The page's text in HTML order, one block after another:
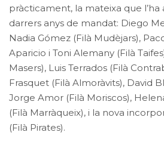
pràcticament, la mateixa que
darrers anys de mandat: Diego
Nadia Gómez (Filà Mudèjars),
Aparicio i Toni Alemany (Filà
Masers), Luis Terrados (Filà
Frasquet (Filà Almoràvits), David
Jorge Amor (Filà Moriscos),
(Filà Marràqueix), i la nova
(Filà Pirates).